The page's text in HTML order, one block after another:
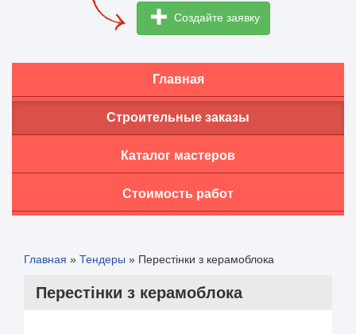
Создайте заявку
Главная
Строительные заказы
Каталог мастеров
Стоимость работ
Главная » Тендеры » Перестінки з керамоблока
Перестінки з керамоблока